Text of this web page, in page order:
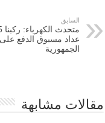
السابق
عداد مسبوق الدفع
الجمهورية
مقالات مشابهة